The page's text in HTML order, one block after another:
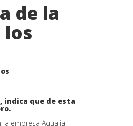
de la
los
indica que de esta
empresa Aqualia